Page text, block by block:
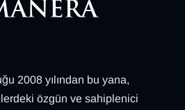
2008 yılından bu yana,
özgün ve sahiplenici